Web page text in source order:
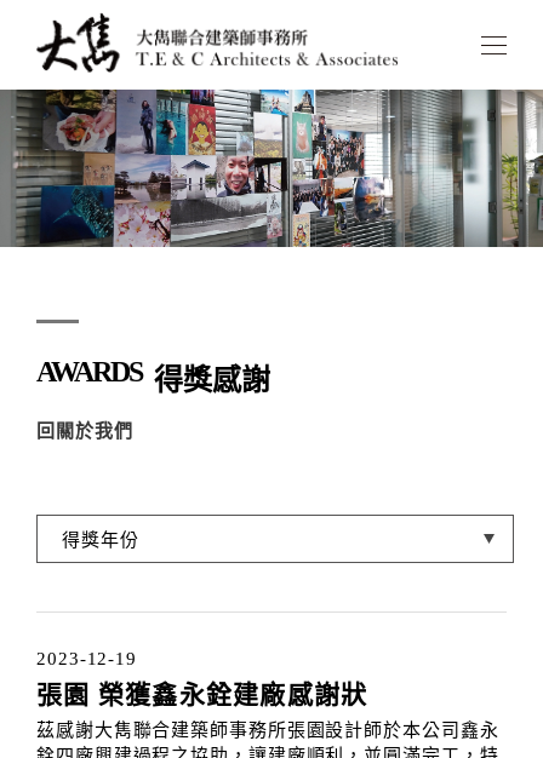
AWARDS 得獎感謝
回關於我們
2023-12-19
張園 榮獲鑫永銓建廠感謝狀
茲感謝大雋聯合建築師事務所張園設計師於本公司鑫永